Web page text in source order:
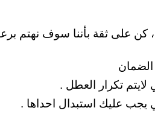
على ثقة بأننا سوف نهتم
تكرار العطل .
يجب عليك استبدال احداها .